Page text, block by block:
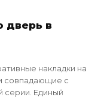
дверь в
накладки на
совпадающие с
серии. Единый